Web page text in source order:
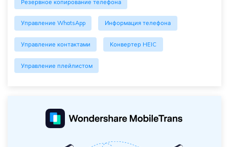
Резервное копирование телефона
Управление WhatsApp Информация телефона
Управление контактами Конвертер HEIC
Управление плейлистом